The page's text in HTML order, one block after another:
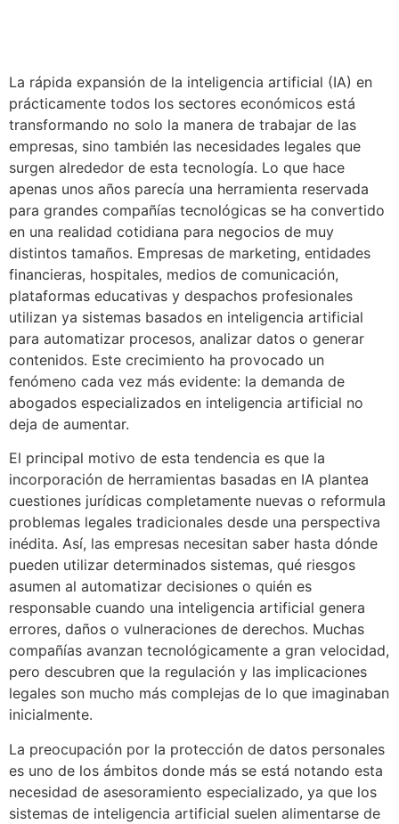
La rápida expansión de la inteligencia artificial (IA) en
prácticamente todos los sectores económicos está
transformando no solo la manera de trabajar de las
empresas, sino también las necesidades legales que
surgen alrededor de esta tecnología. Lo que hace
apenas unos años parecía una herramienta reservada
para grandes compañías tecnológicas se ha convertido
en una realidad cotidiana para negocios de muy
distintos tamaños. Empresas de marketing, entidades
financieras, hospitales, medios de comunicación,
plataformas educativas y despachos profesionales
utilizan ya sistemas basados en inteligencia artificial
para automatizar procesos, analizar datos o generar
contenidos. Este crecimiento ha provocado un
fenómeno cada vez más evidente: la demanda de
abogados especializados en inteligencia artificial no
deja de aumentar.
El principal motivo de esta tendencia es que la
incorporación de herramientas basadas en IA plantea
cuestiones jurídicas completamente nuevas o reformula
problemas legales tradicionales desde una perspectiva
inédita. Así, las empresas necesitan saber hasta dónde
pueden utilizar determinados sistemas, qué riesgos
asumen al automatizar decisiones o quién es
responsable cuando una inteligencia artificial genera
errores, daños o vulneraciones de derechos. Muchas
compañías avanzan tecnológicamente a gran velocidad,
pero descubren que la regulación y las implicaciones
legales son mucho más complejas de lo que imaginaban
inicialmente.
La preocupación por la protección de datos personales
es uno de los ámbitos donde más se está notando esta
necesidad de asesoramiento especializado, ya que los
sistemas de inteligencia artificial suelen alimentarse de